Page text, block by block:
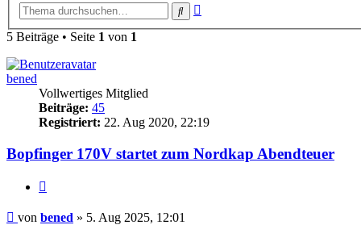
Suche
5 Beiträge • Seite 1 von 1
bened
Vollwertiges Mitglied
Beiträge: 45
Registriert: 22. Aug 2020, 22:19
Bopfinger 170V startet zum Nordkap Abendteuer
Beitrag
von bened » 5. Aug 2025, 12:01